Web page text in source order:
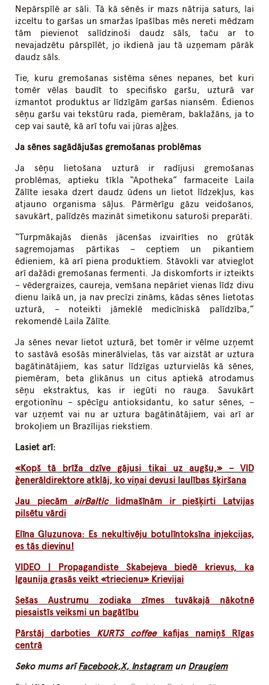
Nepārspīlē ar sāli. Tā kā sēnēs ir mazs nātrija saturs, lai
izceltu to garšas un smaržas īpašības mēs nereti mēdzam
tām pievienot salīdzinoši daudz sāls, taču ar to
nevajadzētu pārspīlēt, jo ikdienā jau tā uzņemam pārāk
daudz sāls.
Tie, kuru gremošanas sistēma sēnes nepanes, bet kuri
tomēr vēlas baudīt to specifisko garšu, uzturā var
izmantot produktus ar līdzīgām garšas niansēm. Ēdienos
sēņu garšu vai tekstūru rada, piemēram, baklažāns, ja to
cep vai sautē, kā arī tofu vai jūras aļģes.
Ja sēnes sagādājušas gremošanas problēmas
Ja sēņu lietošana uzturā ir radījusi gremošanas
problēmas, aptieku tīkla “Apotheka” farmaceite Laila
Zālīte iesaka dzert daudz ūdens un lietot līdzekļus, kas
atjauno organisma sāļus. Pārmērīgu gāzu veidošanos,
savukārt, palīdzēs mazināt simetikonu saturoši preparāti.
“Turpmākajās dienās jācenšas izvairīties no grūtāk
sagremojamas pārtikas – ceptiem un pikantiem
ēdieniem, kā arī piena produktiem. Stāvokli var atvieglot
arī dažādi gremošanas fermenti. Ja diskomforts ir izteikts
– vēdergraizes, caureja, vemšana nepāriet vienas līdz divu
dienu laikā un, ja nav precīzi zināms, kādas sēnes lietotas
uzturā, – noteikti jāmeklē medicīniskā palīdzība,”
rekomendē Laila Zālīte.
Ja sēnes nevar lietot uzturā, bet tomēr ir vēlme uzņemt
to sastāvā esošās minerālvielas, tās var aizstāt ar uztura
bagātinātājiem, kas satur līdzīgas uzturvielās kā sēnes,
piemēram, beta glikānus un citus aptiekā atrodamus
sēņu ekstraktus, kas ir iegūti no rauga. Savukārt
ergotionīnu – spēcīgu antioksidantu, ko satur sēnes, –
var uzņemt vai nu ar uztura bagātinātājiem, vai arī ar
brokoļiem un Brazīlijas riekstiem.
Lasiet arī:
«Kopš tā brīža dzīve gājusi tikai uz augšu,» – VID
ģenerāldirektore atklāj, ko viņai devusi laulības šķiršana
Jau piecām airBalticlidmašīnām ir piešķirti Latvijas
pilsētu vārdi
Elīna Gluzunova: Es nekultivēju botulīntoksīna injekcijas,
es tās dievinu!
VIDEO | Propagandiste Skabejeva biedē krievus, ka
Igaunija grasās veikt «triecienu» Krievijai
Sešas Austrumu zodiaka zīmes tuvākajā nākotnē
piesaistīs veiksmi un bagātību
Pārstāj darboties KURTS coffeekafijas namiņš Rīgas
centrā
Seko mums arīFacebook,X, Instagramun Draugiem